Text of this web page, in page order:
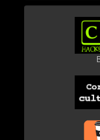
Zines